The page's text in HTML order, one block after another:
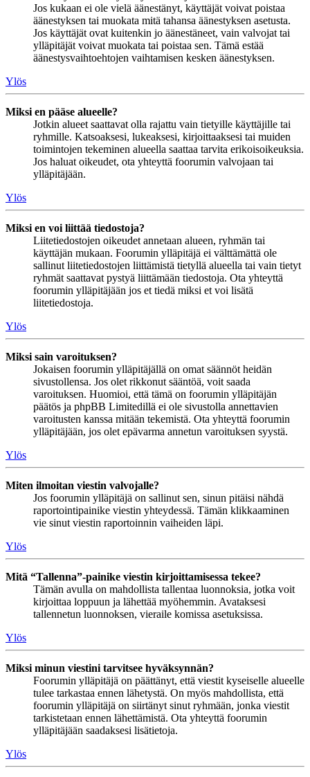
Jos kukaan ei ole vielä äänestänyt, käyttäjät voivat poistaa
äänestyksen tai muokata mitä tahansa äänestyksen asetusta.
Jos käyttäjät ovat kuitenkin jo äänestäneet, vain valvojat tai
ylläpitäjät voivat muokata tai poistaa sen. Tämä estää
äänestysvaihtoehtojen vaihtamisen kesken äänestyksen.
Ylös
Miksi en pääse alueelle?
Jotkin alueet saattavat olla rajattu vain tietyille käyttäjille tai
ryhmille. Katsoaksesi, lukeaksesi, kirjoittaaksesi tai muiden
toimintojen tekeminen alueella saattaa tarvita erikoisoikeuksia.
Jos haluat oikeudet, ota yhteyttä foorumin valvojaan tai
ylläpitäjään.
Ylös
Miksi en voi liittää tiedostoja?
Liitetiedostojen oikeudet annetaan alueen, ryhmän tai
käyttäjän mukaan. Foorumin ylläpitäjä ei välttämättä ole
sallinut liitetiedostojen liittämistä tietyllä alueella tai vain tietyt
ryhmät saattavat pystyä liittämään tiedostoja. Ota yhteyttä
foorumin ylläpitäjään jos et tiedä miksi et voi lisätä
liitetiedostoja.
Ylös
Miksi sain varoituksen?
Jokaisen foorumin ylläpitäjällä on omat säännöt heidän
sivustollensa. Jos olet rikkonut sääntöä, voit saada
varoituksen. Huomioi, että tämä on foorumin ylläpitäjän
päätös ja phpBB Limitedillä ei ole sivustolla annettavien
varoitusten kanssa mitään tekemistä. Ota yhteyttä foorumin
ylläpitäjään, jos olet epävarma annetun varoituksen syystä.
Ylös
Miten ilmoitan viestin valvojalle?
Jos foorumin ylläpitäjä on sallinut sen, sinun pitäisi nähdä
raportointipainike viestin yhteydessä. Tämän klikkaaminen
vie sinut viestin raportoinnin vaiheiden läpi.
Ylös
Mitä “Tallenna”-painike viestin kirjoittamisessa tekee?
Tämän avulla on mahdollista tallentaa luonnoksia, jotka voit
kirjoittaa loppuun ja lähettää myöhemmin. Avataksesi
tallennetun luonnoksen, vieraile komissa asetuksissa.
Ylös
Miksi minun viestini tarvitsee hyväksynnän?
Foorumin ylläpitäjä on päättänyt, että viestit kyseiselle alueelle
tulee tarkastaa ennen lähetystä. On myös mahdollista, että
foorumin ylläpitäjä on siirtänyt sinut ryhmään, jonka viestit
tarkistetaan ennen lähettämistä. Ota yhteyttä foorumin
ylläpitäjään saadaksesi lisätietoja.
Ylös